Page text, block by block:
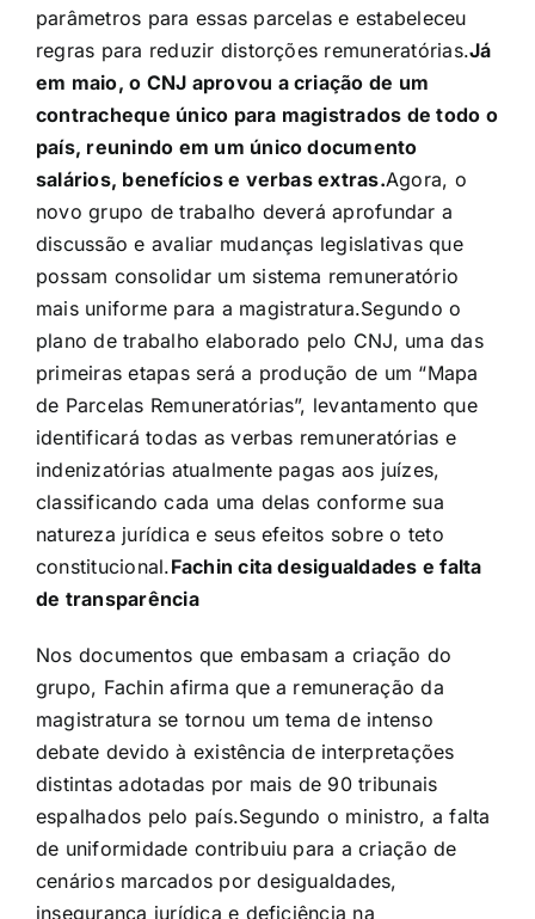
parâmetros para essas parcelas e estabeleceu
regras para reduzir distorções remuneratórias.Já
em maio, o CNJ aprovou a criação de um
contracheque único para magistrados de todo o
país, reunindo em um único documento
salários, benefícios e verbas extras.Agora, o
novo grupo de trabalho deverá aprofundar a
discussão e avaliar mudanças legislativas que
possam consolidar um sistema remuneratório
mais uniforme para a magistratura.Segundo o
plano de trabalho elaborado pelo CNJ, uma das
primeiras etapas será a produção de um “Mapa
de Parcelas Remuneratórias”, levantamento que
identificará todas as verbas remuneratórias e
indenizatórias atualmente pagas aos juízes,
classificando cada uma delas conforme sua
natureza jurídica e seus efeitos sobre o teto
constitucional.Fachin cita desigualdades e falta
de transparência
Nos documentos que embasam a criação do
grupo, Fachin afirma que a remuneração da
magistratura se tornou um tema de intenso
debate devido à existência de interpretações
distintas adotadas por mais de 90 tribunais
espalhados pelo país.Segundo o ministro, a falta
de uniformidade contribuiu para a criação de
cenários marcados por desigualdades,
insegurança jurídica e deficiência na